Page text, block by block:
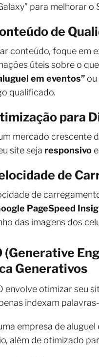
para melhorar o
de
conteúdo, foque em
úteis sobre o
em eventos” ou
qualificado.
para
mercado crescente
site seja responsivo
de
de
PageSpeed
das imagens dos
(Generative
Generativos
envolve otimizar seu
indexam
empresa de
além de otimizado